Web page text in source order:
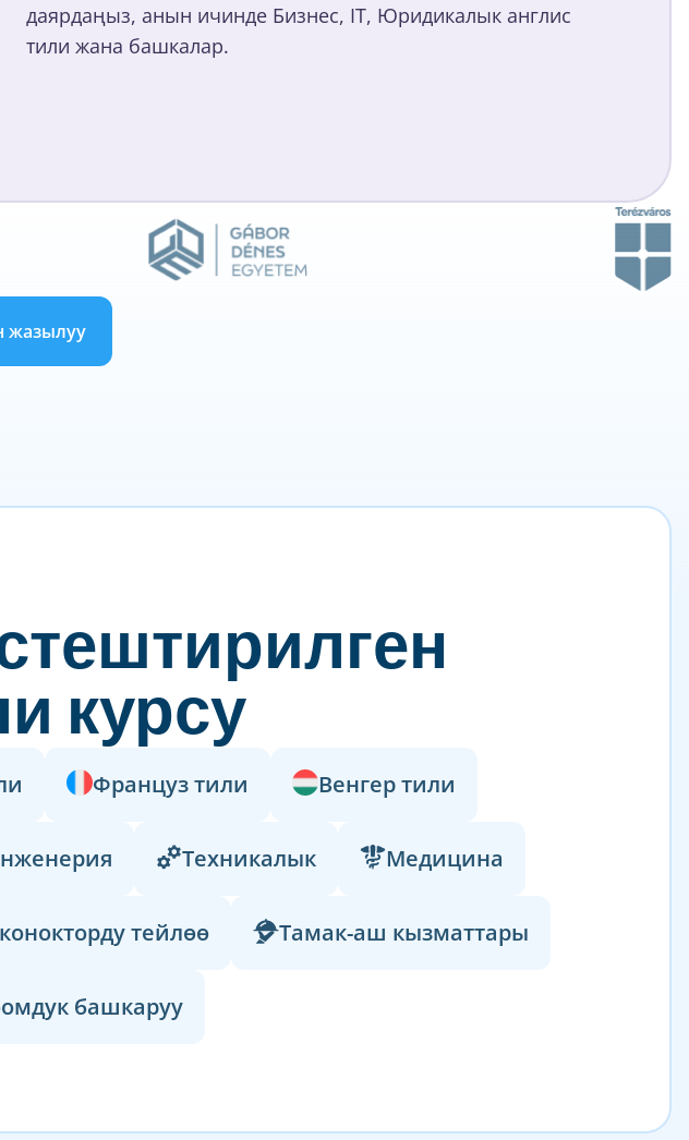
даярдаңыз, анын ичинде Бизнес, IT, Юридикалык англис
тили жана башкалар.
жазылуу
курсу
Француз тили Венгер тили
Техникалык Медицина
тейлөө Тамак-аш кызматтары
башкаруу